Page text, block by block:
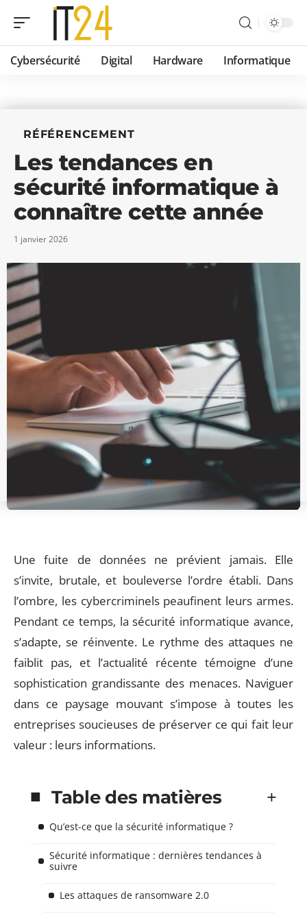
Cybersécurité Digital Hardware Informatique
RÉFÉRENCEMENT
Les tendances en
sécurité informatique à
connaître cette année
1 janvier 2026
Une fuite de données ne prévient jamais. Elle
s’invite, brutale, et bouleverse l’ordre établi. Dans
l’ombre, les cybercriminels peaufinent leurs armes.
Pendant ce temps, la sécurité informatique avance,
s’adapte, se réinvente. Le rythme des attaques ne
faiblit pas, et l’actualité récente témoigne d’une
sophistication grandissante des menaces. Naviguer
dans ce paysage mouvant s’impose à toutes les
entreprises soucieuses de préserver ce qui fait leur
valeur : leurs informations.
Table des matières
Qu’est-ce que la sécurité informatique ?
Sécurité informatique : dernières tendances à
suivre
Les attaques de ransomware 2.0